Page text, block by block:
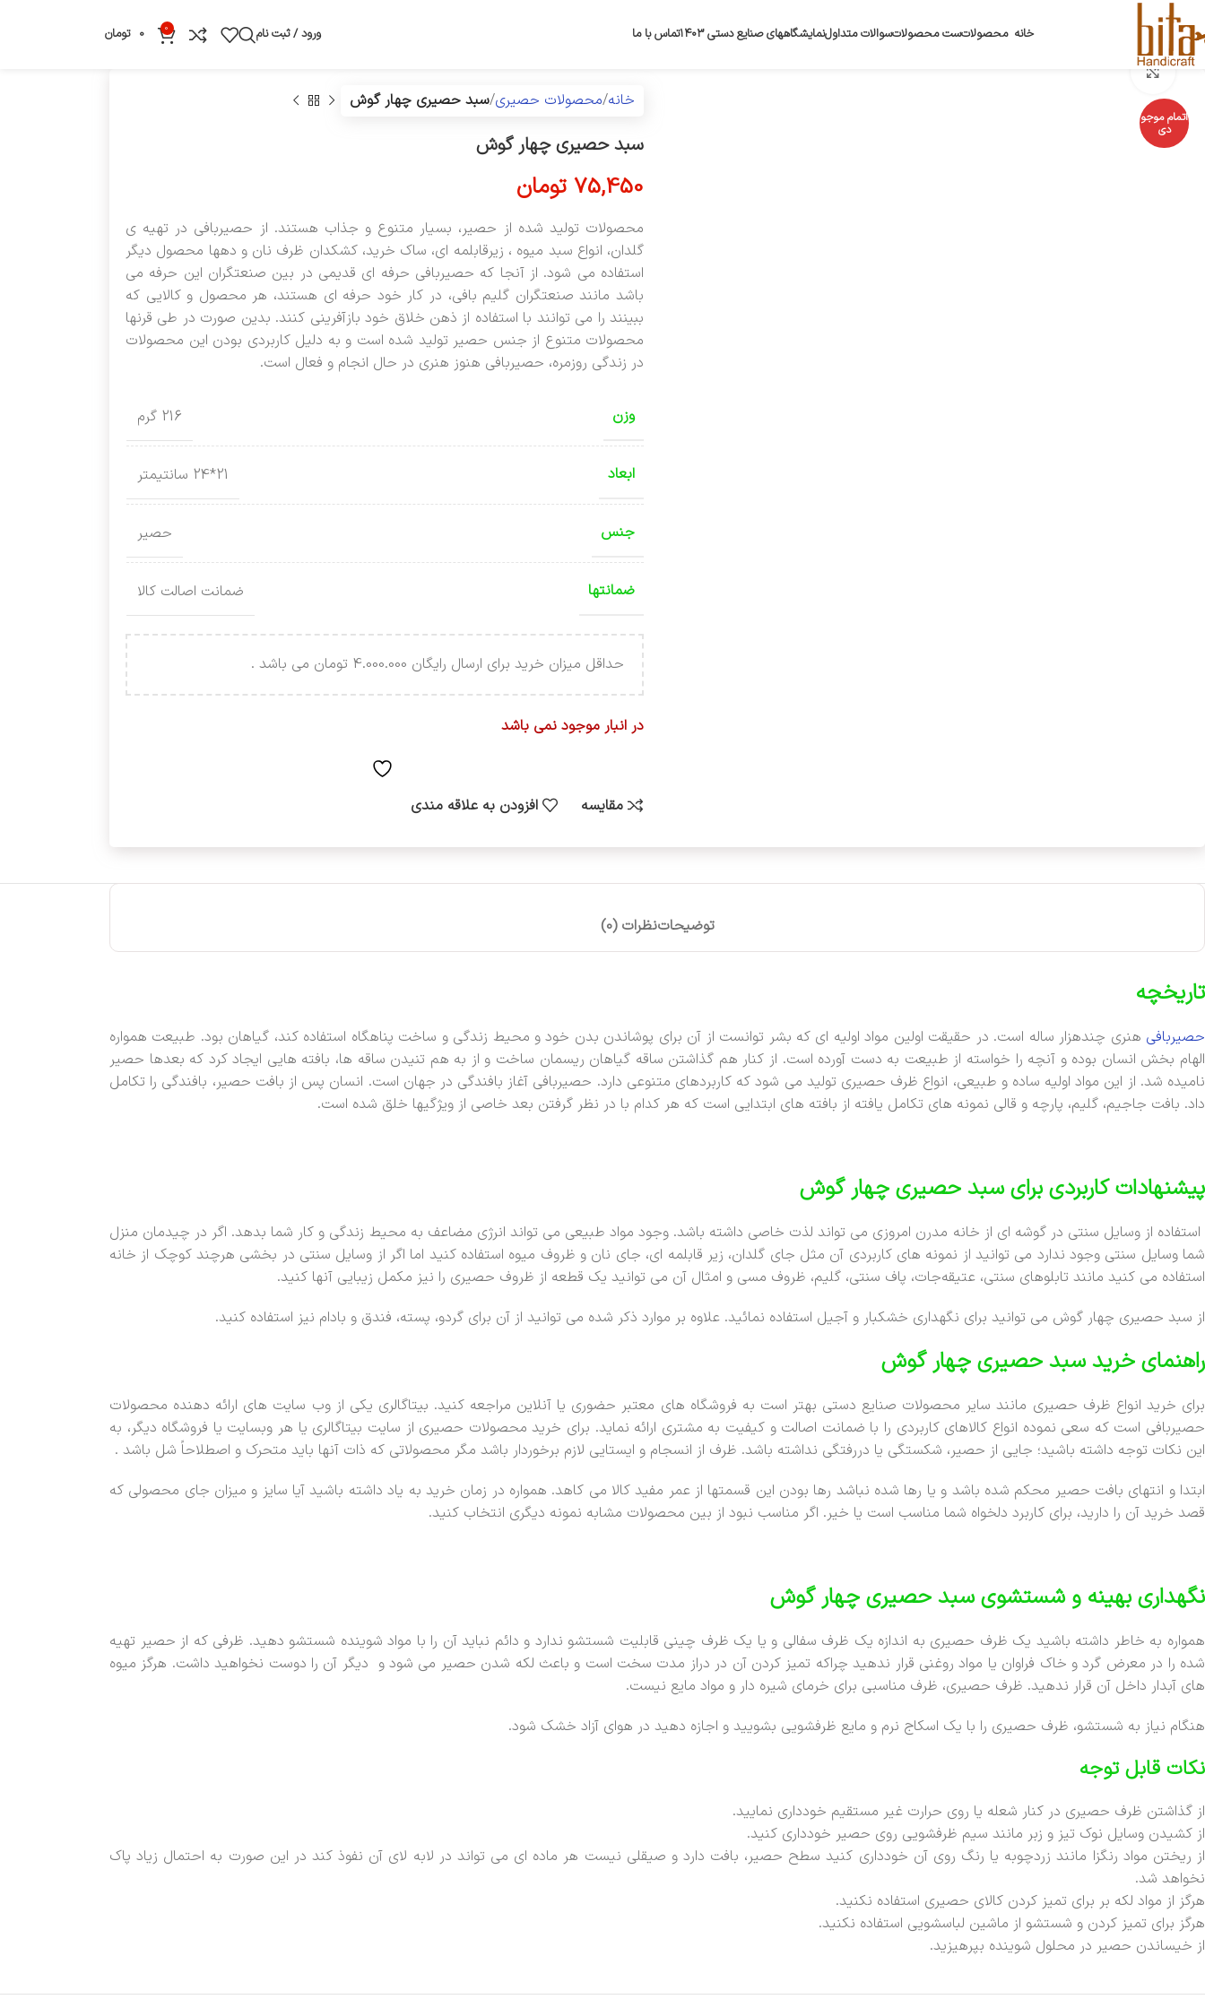
خانه محصولاتست محصولاتسوالات متداولنمایشگاههای صنایع دستی ۱۴۰۳ تماس با ما ورود / ثبت نام 0
0 تومان
اتمام موجو
دی
خانه محصولات حصیری سبد حصیری چهار گوش
سبد حصیری چهار گوش
75,450 تومان
محصولات تولید شده از حصیر، بسیار متنوع و جذاب هستند. از حصیربافی در تهیه ی
گلدان، انواع سبد میوه ، زیرقابلمه ای، ساک خرید، کشکدان ظرف نان و دهها محصول دیگر
استفاده می شود. از آنجا که حصیربافی حرفه ای قدیمی در بین صنعتگران این حرفه می
باشد مانند صنعتگران گلیم بافی، در کار خود حرفه ای هستند، هر محصول و کالایی که
ببینند را می توانند با استفاده از ذهن خلاق خود بازآفرینی کنند. بدین صورت در طی قرنها
محصولات متنوع از جنس حصیر تولید شده است و به دلیل کاربردی بودن این محصولات
در زندگی روزمره، حصیربافی هنوز هنری در حال انجام و فعال است.
وزن 216 گرم
ابعاد 21*24 سانتیمتر
جنس حصیر
ضمانتها ضمانت اصالت کالا
حداقل میزان خرید برای ارسال رایگان 4.000.000 تومان می باشد .
در انبار موجود نمی باشد
مقایسه افزودن به علاقه مندی
توضیحاتنظرات (0)
تاریخچه
حصیربافی هنری چندهزار ساله است. در حقیقت اولین مواد اولیه ای که بشر توانست از آن برای پوشاندن بدن خود و محیط زندگی و ساخت پناهگاه استفاده کند، گیاهان بود. طبیعت همواره
الهام بخش انسان بوده و آنچه را خواسته از طبیعت به دست آورده است. از کنار هم گذاشتن ساقه گیاهان ریسمان ساخت و از به هم تنیدن ساقه ها،‌ بافته هایی ایجاد کرد که بعدها حصیر
نامیده شد. از این مواد اولیه ساده و طبیعی، انواع ظرف حصیری تولید می شود که کاربردهای متنوعی دارد. حصیربافی آغاز بافندگی در جهان است. انسان پس از بافت حصیر، بافندگی را تکامل
داد. بافت جاجیم، گلیم، پارچه و قالی نمونه های تکامل یافته از بافته های ابتدایی است که هر کدام با در نظر گرفتن بعد خاصی از ویژگیها خلق شده است.
پیشنهادات کاربردی برای سبد حصیری چهار گوش
استفاده از وسایل سنتی در گوشه ای از خانه مدرن امروزی می تواند لذت خاصی داشته باشد. وجود مواد طبیعی می تواند انرژی مضاعف به محیط زندگی و کار شما بدهد. اگر در چیدمان منزل
شما وسایل سنتی وجود ندارد می توانید از نمونه های کاربردی آن مثل جای گلدان، زیر قابلمه ای، جای نان و ظروف میوه استفاده کنید اما اگر از وسایل سنتی در بخشی هرچند کوچک از خانه
استفاده می کنید مانند تابلوهای سنتی، عتیقه‌جات، پاف سنتی، گلیم، ظروف مسی و امثال آن می توانید یک قطعه از ظروف حصیری را نیز مکمل زیبایی آنها کنید.
از سبد حصیری چهار گوش می توانید برای نگهداری خشکبار و آجیل استفاده نمائید. علاوه بر موارد ذکر شده می توانید از آن برای گردو، پسته، فندق و بادام نیز استفاده کنید.
راهنمای خرید سبد حصیری چهار گوش
برای خرید انواع ظرف حصیری مانند سایر محصولات صنایع دستی بهتر است به فروشگاه های معتبر حضوری یا آنلاین مراجعه کنید. بیتاگالری یکی از وب سایت های ارائه دهنده محصولات
حصیربافی است که سعی نموده انواع کالاهای کاربردی را با ضمانت اصالت و کیفیت به مشتری ارائه نماید. برای خرید محصولات حصیری از سایت بیتاگالری یا هر وبسایت یا فروشگاه دیگر، به
این نکات توجه داشته باشید؛ جایی از حصیر، شکستگی یا دررفتگی نداشته باشد. ظرف از انسجام و ایستایی لازم برخوردار باشد مگر محصولاتی که ذات آنها باید متحرک و اصطلاحاً شل باشد .
ابتدا و انتهای بافت حصیر محکم شده باشد و یا رها شده نباشد رها بودن این قسمتها از عمر مفید کالا می کاهد. همواره در زمان خرید به یاد داشته باشید آیا سایز و میزان جای محصولی که
قصد خرید آن را دارید، برای کاربرد دلخواه شما مناسب است یا خیر. اگر مناسب نبود از بین محصولات مشابه نمونه دیگری انتخاب کنید.
نگهداری بهینه و شستشوی سبد حصیری چهار گوش
همواره به خاطر داشته باشید یک ظرف حصیری به اندازه یک ظرف سفالی و یا یک ظرف چینی قابلیت شستشو ندارد و دائم نباید آن را با مواد شوینده شستشو دهید. ظرفی که از حصیر تهیه
شده را در معرض گرد و خاک فراوان یا مواد روغنی قرار ندهید چراکه تمیز کردن آن در دراز مدت سخت است و باعث لکه شدن حصیر می شود و دیگر آن را دوست نخواهید داشت. هرگز میوه
های آبدار داخل آن قرار ندهید. ظرف حصیری، ظرف مناسبی برای خرمای شیره دار و مواد مایع نیست.
هنگام نیاز به شستشو، ظرف حصیری را با یک اسکاج نرم و مایع ظرفشویی بشویید و اجازه دهید در هوای آزاد خشک شود.
نکات قابل توجه
از گذاشتن ظرف حصیری در کنار شعله یا روی حرارت غیر مستقیم خودداری نمایید.
از کشیدن وسایل نوک تیز و زبر مانند سیم ظرفشویی روی حصیر خودداری کنید.
از ریختن مواد رنگزا مانند زردچوبه یا رنگ روی آن خودداری کنید سطح حصیر، بافت دارد و صیقلی نیست هر ماده ای می تواند در لابه لای آن نفوذ کند در این صورت به احتمال زیاد پاک
نخواهد شد.
هرگز از مواد لکه بر برای تمیز کردن کالای حصیری استفاده نکنید.
هرگز برای تمیز کردن و شستشو از ماشین لباسشویی استفاده نکنید.
از خیساندن حصیر در محلول شوینده بپرهیزید.